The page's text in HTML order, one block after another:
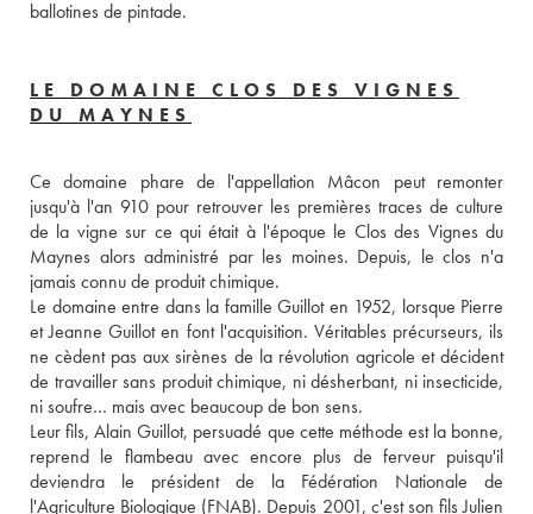
LE DOMAINE CLOS DES VIGNES
DU MAYNES
Ce domaine phare de l'appellation Mâcon peut remonter
jusqu'à l'an 910 pour retrouver les premières traces de culture
de la vigne sur ce qui était à l'époque le Clos des Vignes du
Maynes alors administré par les moines. Depuis, le clos n'a
jamais connu de produit chimique.
Le domaine entre dans la famille Guillot en 1952, lorsque Pierre
et Jeanne Guillot en font l'acquisition. Véritables précurseurs, ils
ne cèdent pas aux sirènes de la révolution agricole et décident
de travailler sans produit chimique, ni désherbant, ni insecticide,
ni soufre… mais avec beaucoup de bon sens.
Leur fils, Alain Guillot, persuadé que cette méthode est la bonne,
reprend le flambeau avec encore plus de ferveur puisqu'il
deviendra le président de la Fédération Nationale de
l'Agriculture Biologique (FNAB). Depuis 2001, c'est son fils Julien